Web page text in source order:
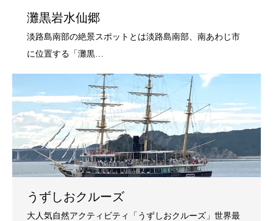
灘黒岩水仙郷
うずしおクルーズ